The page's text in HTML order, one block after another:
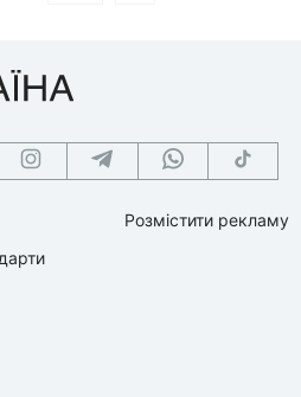
Розмістити рекламу